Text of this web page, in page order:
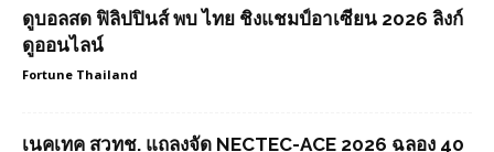
ดูบอลสด ฟิลิปปินส์ พบ ไทย ชิงแชมป์อาเซียน 2026 ลิงก์
ดูออนไลน์
Fortune Thailand
เนคเทค สวทช. แถลงจัด NECTEC-ACE 2026 ฉลอง 40